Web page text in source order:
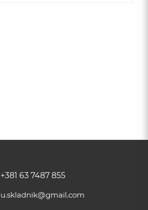
+381 63 7487 855
u.skladnik@gmail.com